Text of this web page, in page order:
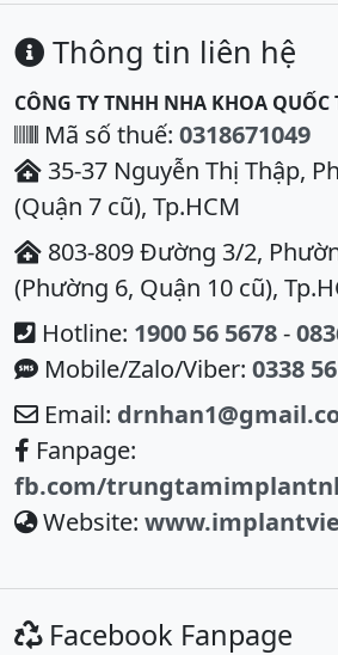
Thông tin liên hệ
CÔNG TY TNHH NHA KHOA QUỐC
Mã số thuế: 0318671049
35-37 Nguyễn Thị Thập,
(Quận 7 cũ), Tp.HCM
803-809 Đường 3/2,
(Phường 6, Quận 10 cũ),
Hotline: 1900 56 5678-
Mobile/Zalo/Viber: 0338
Email:
Fanpage:
fb.com/
Website:
Facebook Fanpage